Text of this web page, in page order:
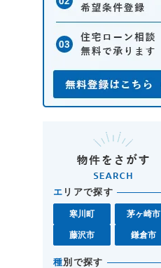
エ リアで探す
寒川町 茅ヶ崎市
藤沢市 鎌倉市
種別で探す